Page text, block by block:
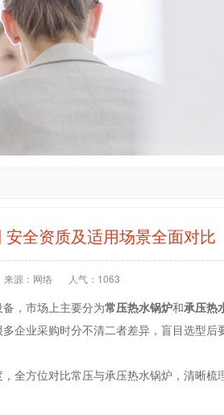
全资质及适用场景全面对比
来源：网络 人气： 1063
，市场上主要分为常压热水锅炉和承压热
企业采购时分不清二者差异，盲目选型后
全方位对比常压与承压热水锅炉，清晰梳